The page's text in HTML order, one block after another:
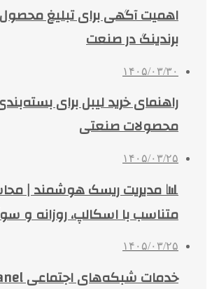
اهمیت آگهی برای تبلیغ
برندینگ در صنعت
۱۴۰۵/۰۳/۳۰
راهنمای خرید لیبل برای
محصولات صنعتی
۱۴۰۵/۰۳/۲۵
📊 مدیریت ریسک هوشمند |
متناسب با اسکالپ، روزانه و
۱۴۰۵/۰۳/۲۵